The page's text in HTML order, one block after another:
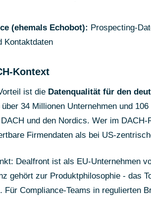
(ehemals Echobot): Prospecting-
Kontaktdaten
Kontext
ist die Datenqualität für den
34 Millionen Unternehmen und
und den Nordics. Wer im
Firmendaten als bei US-
Dealfront ist als EU-Unternehmen
gehört zur Produktphilosophie - das
Für Compliance-Teams in regulierten